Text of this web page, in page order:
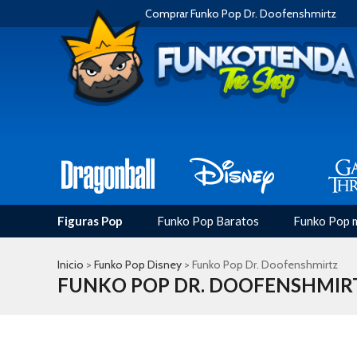
Comprar Funko Pop Dr. Doofenshmirtz
Figuras Pop Funko Pop Baratos Funko Pop
Inicio > Funko Pop Disney > Funko Pop Dr. Doofenshmirtz
FUNKO POP DR.